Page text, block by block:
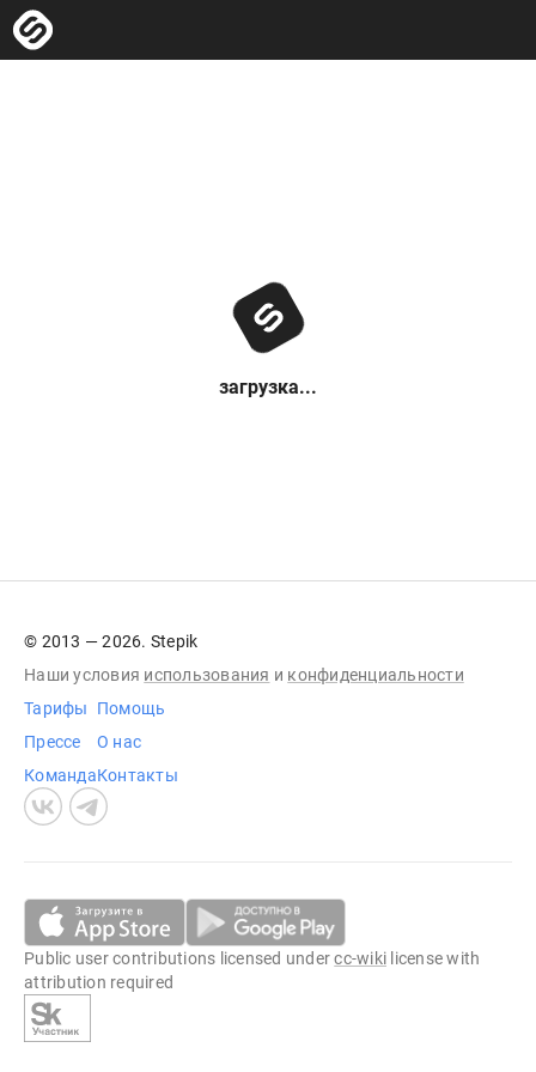
загрузка...
© 2013 — 2026. Stepik
Наши условия использования и конфиденциальности
Тарифы
Прессе
Команда
Помощь
О нас
Контакты
Public user contributions licensed undercc-wiki license with
attribution required